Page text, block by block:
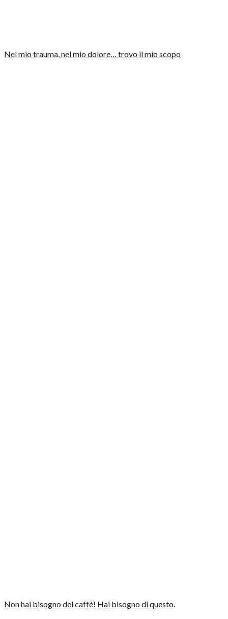
Nel mio trauma, nel mio dolore… trovo il mio scopo
Non hai bisogno del caffè! Hai bisogno di questo.